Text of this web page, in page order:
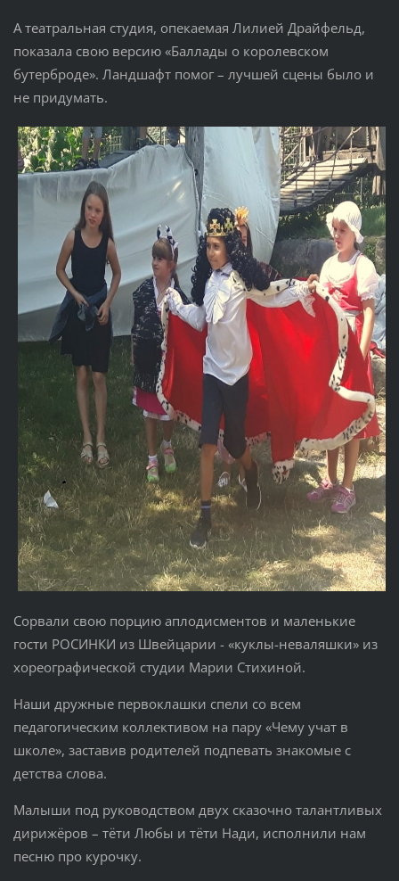
А театральная студия, опекаемая Лилией Драйфельд,
показала свою версию «Баллады о королевском
бутерброде». Ландшафт помог – лучшей сцены было и
не придумать.
Сорвали свою порцию аплодисментов и маленькие
гости РОСИНКИ из Швейцарии - «куклы-неваляшки» из
хореографической студии Марии Стихиной.
Наши дружные первоклашки спели со всем
педагогическим коллективом на пару «Чему учат в
школе», заставив родителей подпевать знакомые с
детства слова.
Малыши под руководством двух сказочно талантливых
дирижёров – тёти Любы и тёти Нади, исполнили нам
песню про курочку.